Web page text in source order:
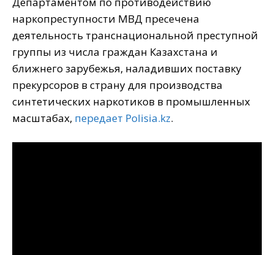
наркопреступности МВД пресечена
деятельность транснациональной преступной
группы из числа граждан Казахстана и
ближнего зарубежья, наладивших поставку
прекурсоров в страну для производства
синтетических наркотиков в промышленных
масштабах, передает Polisia.kz.